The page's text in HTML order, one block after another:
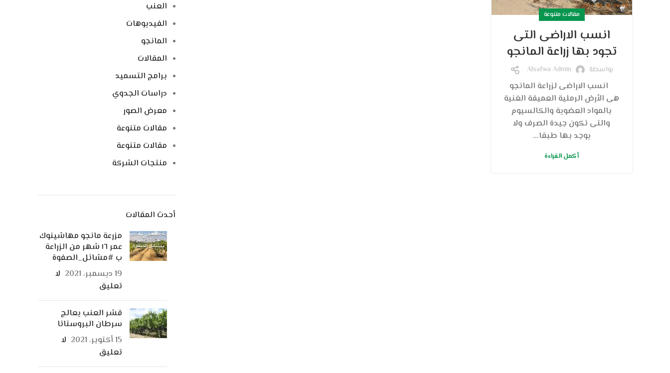
مقالات متنوعة
انسب الاراضى التى
تجود بها زراعة المانجو
بواسطة Alsafwa Admin
انسب الاراضى لزراعة المانجو
هى الأرض الرملية العميقة الغنية
بالمواد العضوية والكالسيوم
والتى تكون جيدة الصرف ولا
يوجد بها طبقا...
أكمل القراءة
العنب
الفيديوهات
المانجو
المقالات
برامج التسميد
دراسات الجدوي
معرض الصور
مقالات متنوعة
مقالات متنوعة
منتجات الشركة
أحدث المقالات
مزرعة مانجو مهاشينوك
عمر ١٦ شهر من الزراعة
ب #مشاتل_الصفوة
19 ديسمبر، 2021
لا
تعليق
قشر العنب يعالج
سرطان البروستاتا
15 أكتوبر، 2021
لا
تعليق